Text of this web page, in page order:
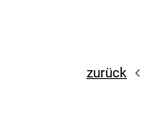
zurück